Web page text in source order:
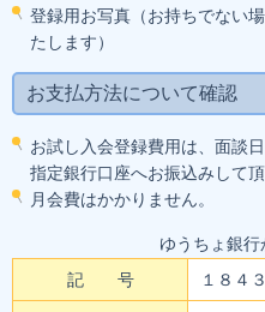
登録用お写真（お持ちでない
たします）
お支払方法について確認
お試し入会登録費用は、面談
指定銀行口座へお振込みして頂
月会費はかかりません。
ゆうちょ銀
記 号
１８４